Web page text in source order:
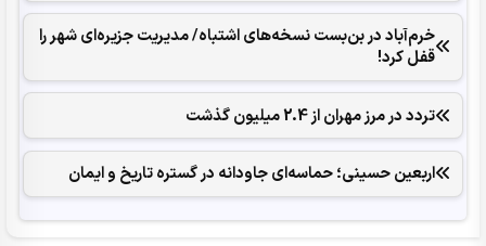
خرم‌آباد در بن‌بست نسخه‌های اشتباه/ مدیریت جزیره‌ای شهر را
قفل کرد‌!
تردد در مرز مهران از 2.4 میلیون گذشت
اربعین حسینی؛ حماسه‌ای جاودانه در گستره تاریخ و ایمان